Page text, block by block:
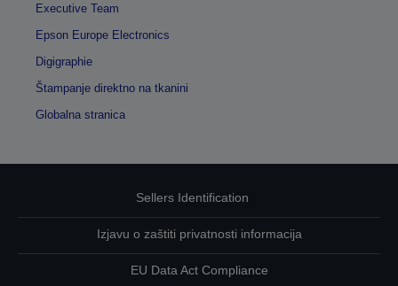
Executive Team
Epson Europe Electronics
Digigraphie
Štampanje direktno na tkanini
Globalna stranica
Sellers Identification
Izjavu o zaštiti privatnosti informacija
EU Data Act Compliance